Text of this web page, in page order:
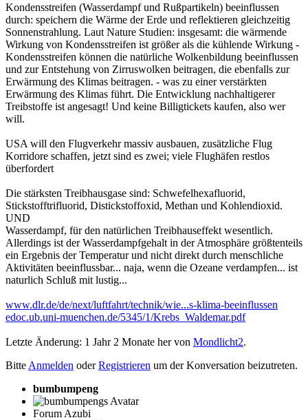
Kondensstreifen (Wasserdampf und Rußpartikeln) beeinflussen
durch: speichern die Wärme der Erde und reflektieren gleichzeitig
Sonnenstrahlung. Laut Nature Studien: insgesamt: die wärmende
Wirkung von Kondensstreifen ist größer als die kühlende Wirkung -
Kondensstreifen können die natürliche Wolkenbildung beeinflussen
und zur Entstehung von Zirruswolken beitragen, die ebenfalls zur
Erwärmung des Klimas beitragen. - was zu einer verstärkten
Erwärmung des Klimas führt. Die Entwicklung nachhaltigerer
Treibstoffe ist angesagt! Und keine Billigtickets kaufen, also wer
will.
USA will den Flugverkehr massiv ausbauen, zusätzliche Flug
Korridore schaffen, jetzt sind es zwei; viele Flughäfen restlos
überfordert
Die stärksten Treibhausgase sind: Schwefelhexafluorid,
Stickstofftrifluorid, Distickstoffoxid, Methan und Kohlendioxid.
UND
Wasserdampf, für den natürlichen Treibhauseffekt wesentlich.
Allerdings ist der Wasserdampfgehalt in der Atmosphäre größtenteils
ein Ergebnis der Temperatur und nicht direkt durch menschliche
Aktivitäten beeinflussbar... naja, wenn die Ozeane verdampfen... ist
naturlich Schluß mit lustig...
www.dlr.de/de/next/luftfahrt/technik/wie...s-klima-beeinflussen
edoc.ub.uni-muenchen.de/5345/1/Krebs_Waldemar.pdf
Letzte Änderung: 1 Jahr 2 Monate her von Mondlicht2.
Bitte Anmelden oderRegistrieren um der Konversation beizutreten.
bumbumpeng
Forum Azubi